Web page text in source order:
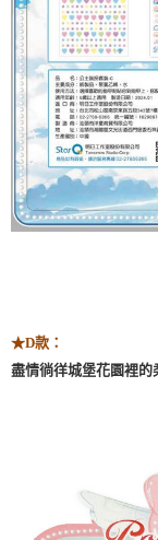
★D款：
盡情徜徉城堡花園裡的